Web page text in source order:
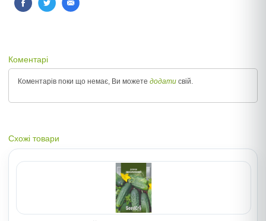
Коментарі
Коментарів поки що немає, Ви можете додати свій.
Схожі товари